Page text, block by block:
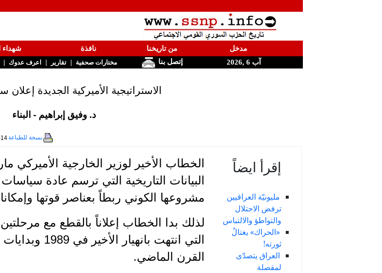
مدخل من تاريخنا نافذة شهداء
آب 6 ,2026
إتصل بنا مختارات صحفية | تقارير | اعرف عدوك |
الاستراتيجية الأميركية الجديدة إعلان
د. وفيق إبراهيم - البناء
نسخة للطباعة
إقرأ ايضاً
مليونيّة العراقيين
ترفض الاحتلال
والتواطؤ والالتباس
«الحراك» يغتالُ
ثورته!
العراق يتصدّى
لمقصلة
الخطاب الأخير لوزير الخارجية
البيانات التاريخية التي ترسم عادة
مشروعها الكوني ربطاً بعناصر قوتها
لذلك بدا الخطاب إعلاناً بالقطع مع مرحلتين
التي انتهت
القرن الماضي.